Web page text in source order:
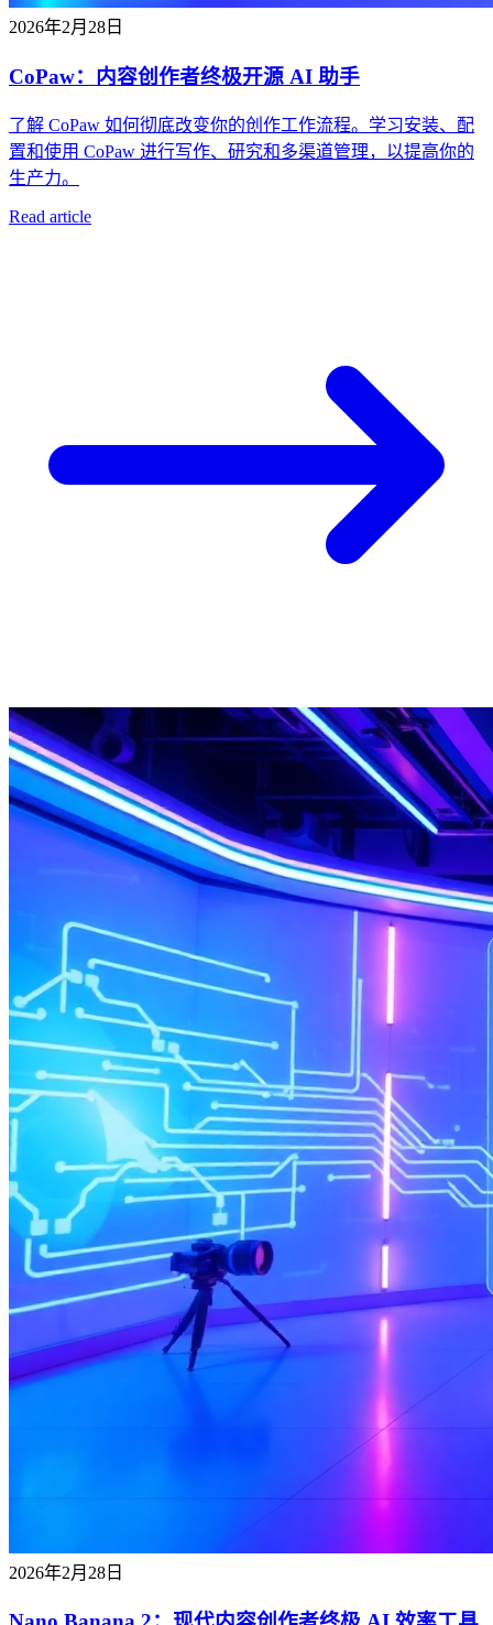
2026年2月28日
CoPaw：内容创作者终极开源 AI 助手
了解 CoPaw 如何彻底改变你的创作工作流程。学习安装、配
置和使用 CoPaw 进行写作、研究和多渠道管理，以提高你的
生产力。
Read article
2026年2月28日